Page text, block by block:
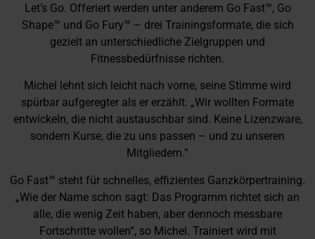
Let’s Go. Offeriert werden unter anderem Go Fast™, Go
Shape™ und Go Fury™ – drei Trainingsformate, die sich
gezielt an unterschiedliche Zielgruppen und
Fitnessbedürfnisse richten.
Michel lehnt sich leicht nach vorne, seine Stimme wird
spürbar aufgeregter als er erzählt: „Wir wollten Formate
entwickeln, die nicht austauschbar sind. Keine Lizenzware,
sondern Kurse, die zu uns passen – und zu unseren
Mitgliedern.“
Go Fast™ steht für schnelles, effizientes Ganzkörpertraining.
„Wie der Name schon sagt: Das Programm richtet sich an
alle, die wenig Zeit haben, aber dennoch messbare
Fortschritte wollen“, so Michel. Trainiert wird mit